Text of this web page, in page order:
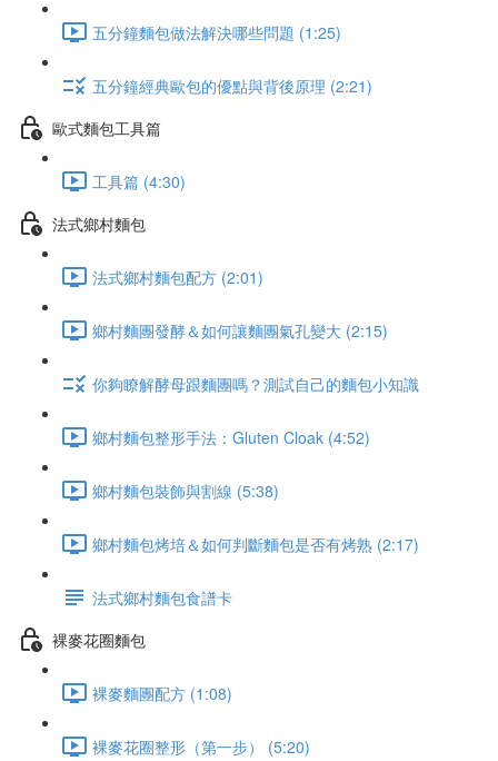
五分鐘麵包做法解決哪些問題 (1:25)
五分鐘經典歐包的優點與背後原理 (2:21)
歐式麵包工具篇
工具篇 (4:30)
法式鄉村麵包
法式鄉村麵包配方 (2:01)
鄉村麵團發酵＆如何讓麵團氣孔變大 (2:15)
你夠瞭解酵母跟麵團嗎？測試自己的麵包小知識
鄉村麵包整形手法：Gluten Cloak (4:52)
鄉村麵包裝飾與割線 (5:38)
鄉村麵包烤培＆如何判斷麵包是否有烤熟 (2:17)
法式鄉村麵包食譜卡
裸麥花圈麵包
裸麥麵團配方 (1:08)
裸麥花圈整形（第一步） (5:20)